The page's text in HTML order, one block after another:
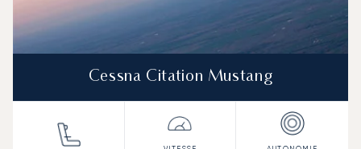
Cessna Citation Mustang